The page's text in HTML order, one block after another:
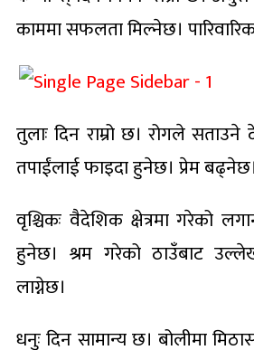
काममा सफलता मिल्नेछ।
तुलाः दिन राम्रो छ। रोगले सताउने
तपाईंलाई फाइदा हुनेछ। प्रेम बढ्नेछ।
वृश्चिकः वैदेशिक क्षेत्रमा गरेको
हुनेछ। श्रम गरेको ठाउँबाट
लाग्नेछ।
धनुः दिन सामान्य छ। बोलीमा